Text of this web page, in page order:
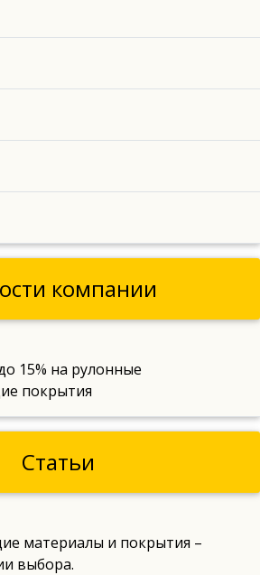
компании
15% на рулонные
покрытия
Статьи
материалы и покрытия –
выбора.